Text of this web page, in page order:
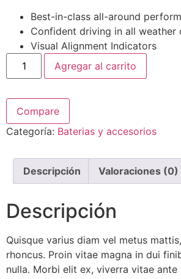
Best-in-class all-around
Confident driving in all weather
Visual Alignment Indicators
Agregar al carrito
Compare
Categoría: Baterias y accesorios
Descripción Valoraciones (0)
Descripción
Quisque varius diam vel metus
rhoncus. Proin vitae magna in dui
nulla. Morbi elit ex, viverra vitae